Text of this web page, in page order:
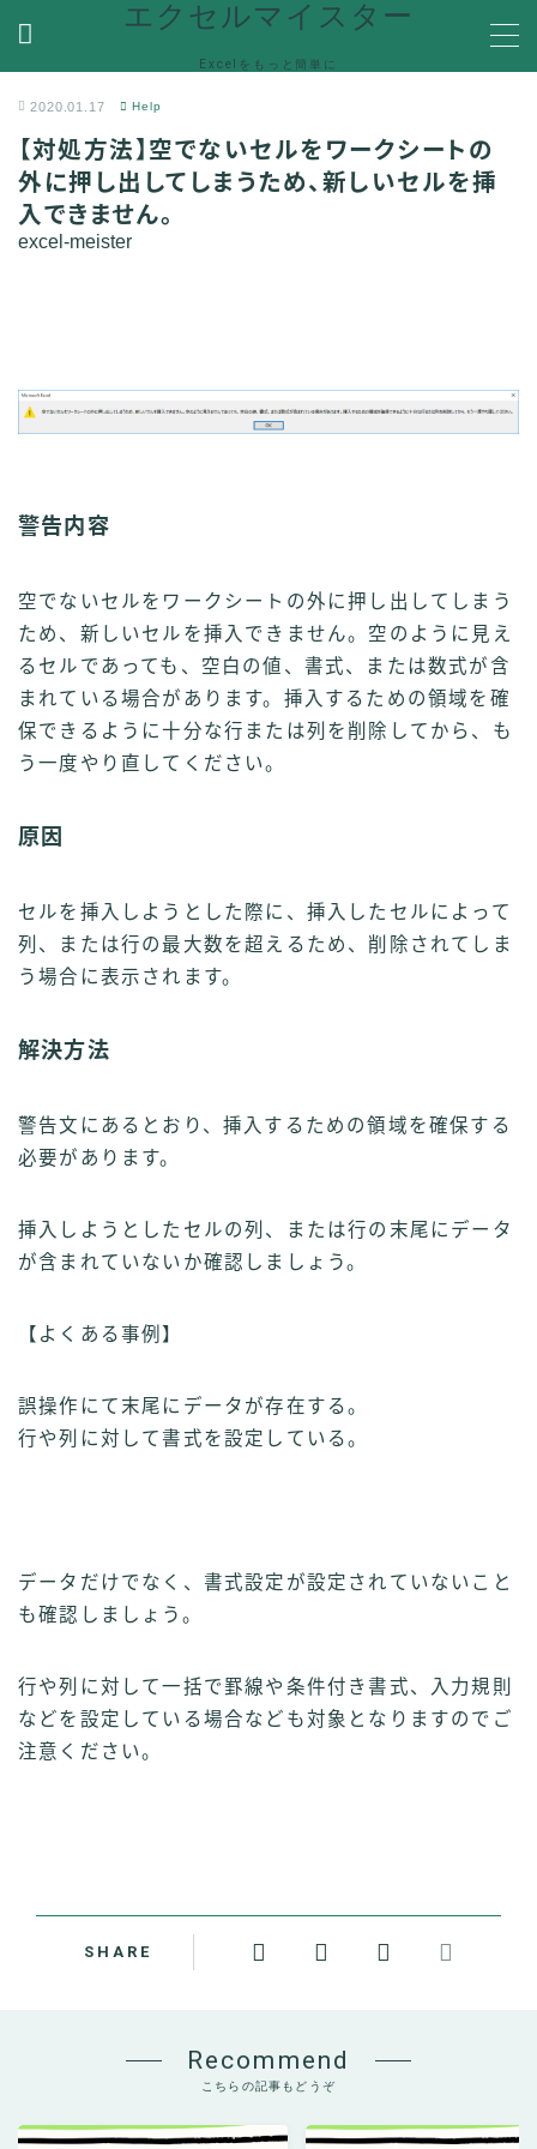
エクセルマイスター
Excelをもっと簡単に
ホーム
関数 関数機能を解説
Help エラーで困った時の対処方法やQ＆Aなど
2020.01.17 Help
【対処方法】空でないセルをワークシートの
外に押し出してしまうため、新しいセルを挿
入できません。
excel-meister
警告内容
空でないセルをワークシートの外に押し出してしまう
ため、新しいセルを挿入できません。空のように見え
るセルであっても、空白の値、書式、または数式が含
まれている場合があります。挿入するための領域を確
保できるように十分な行または列を削除してから、も
う一度やり直してください。
原因
セルを挿入しようとした際に、挿入したセルによって
列、または行の最大数を超えるため、削除されてしま
う場合に表示されます。
解決方法
警告文にあるとおり、挿入するための領域を確保する
必要があります。
挿入しようとしたセルの列、または行の末尾にデータ
が含まれていないか確認しましょう。
【よくある事例】
誤操作にて末尾にデータが存在する。
行や列に対して書式を設定している。
データだけでなく、書式設定が設定されていないこと
も確認しましょう。
行や列に対して一括で罫線や条件付き書式、入力規則
などを設定している場合なども対象となりますのでご
注意ください。
SHARE
Recommend
こちらの記事もどうぞ